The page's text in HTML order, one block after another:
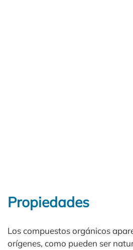
Propiedades
Los compuestos orgánicos
orígenes, como pueden ser